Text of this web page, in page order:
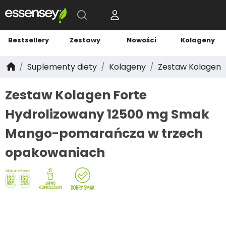
Bestsellery Zestawy Nowości Kolageny
Suplementy diety Kolageny Zestaw Kolagen
Zestaw Kolagen Forte
Hydrolizowany 12500 mg Smak
Mango-pomarańcza w trzech
opakowaniach